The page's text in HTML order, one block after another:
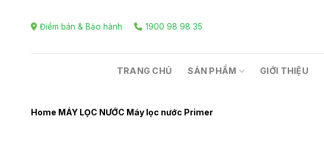
Điểm bán & Bảo hành 1900 98 98 35
TRANG CHỦ SẢN PHẨM GIỚI THIỆU
Home MÁY LỌC NƯỚC Máy lọc nước Primer